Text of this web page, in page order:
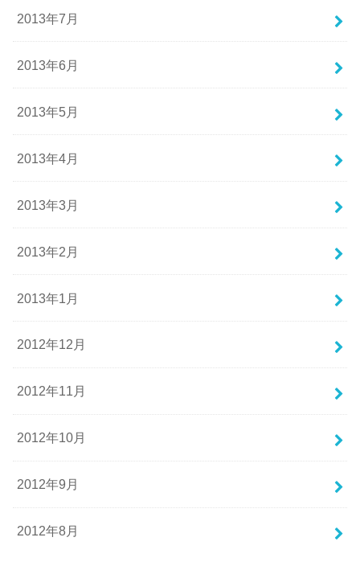
2013年7月
2013年6月
2013年5月
2013年4月
2013年3月
2013年2月
2013年1月
2012年12月
2012年11月
2012年10月
2012年9月
2012年8月